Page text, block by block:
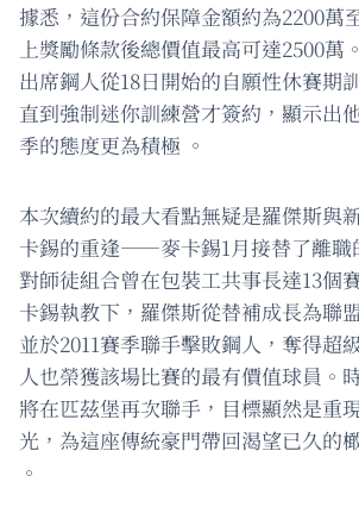
據悉，這份合約保障金額約為2200萬
上獎勵條款後總價值最高可達2500萬
出席鋼人從18日開始的自願性休賽期
直到強制迷你訓練營才簽約，顯示出
季的態度更為積極 。
本次續約的最大看點無疑是羅傑斯與
卡錫的重逢——麥卡錫1月接替了離
對師徒組合曾在包裝工共事長達13個
卡錫執教下，羅傑斯從替補成長為聯
並於2011賽季聯手擊敗鋼人，奪得超
人也榮獲該場比賽的最有價值球員。
將在匹茲堡再次聯手，目標顯然是重
光，為這座傳統豪門帶回渴望已久的
。